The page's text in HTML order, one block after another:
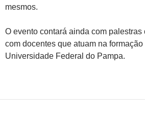
mesmos.
O evento contará ainda com palestras
com docentes que atuam na
Universidade Federal do Pampa.